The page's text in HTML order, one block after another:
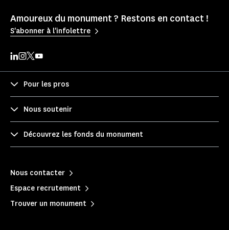
Amoureux du monument ? Restons en contact !
S'abonner à l'infolettre
Pour les pros
Nous soutenir
Découvrez les fonds du monument
Nous contacter
Espace recrutement
Trouver un monument